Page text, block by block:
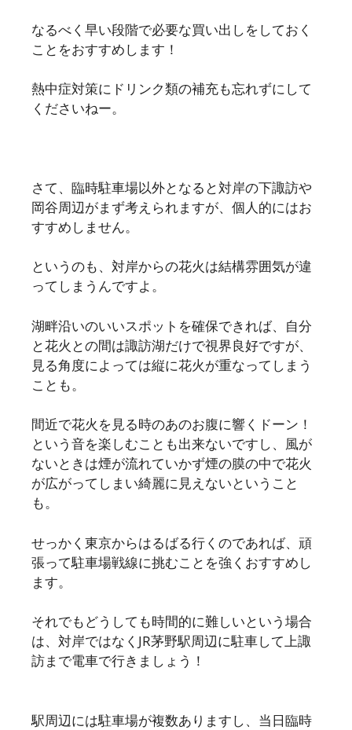
なるべく早い段階で必要な買い出しをしておく
ことをおすすめします！
熱中症対策にドリンク類の補充も忘れずにして
くださいねー。
さて、臨時駐車場以外となると対岸の下諏訪や
岡谷周辺がまず考えられますが、個人的にはお
すすめしません。
というのも、対岸からの花火は結構雰囲気が違
ってしまうんですよ。
湖畔沿いのいいスポットを確保できれば、自分
と花火との間は諏訪湖だけで視界良好ですが、
見る角度によっては縦に花火が重なってしまう
ことも。
間近で花火を見る時のあのお腹に響くドーン！
という音を楽しむことも出来ないですし、風が
ないときは煙が流れていかず煙の膜の中で花火
が広がってしまい綺麗に見えないということ
も。
せっかく東京からはるばる行くのであれば、頑
張って駐車場戦線に挑むことを強くおすすめし
ます。
それでもどうしても時間的に難しいという場合
は、 対岸ではなくJR茅野駅周辺に駐車して上諏
訪まで電車で行きましょう！
駅周辺には駐車場が複数ありますし、当日臨時